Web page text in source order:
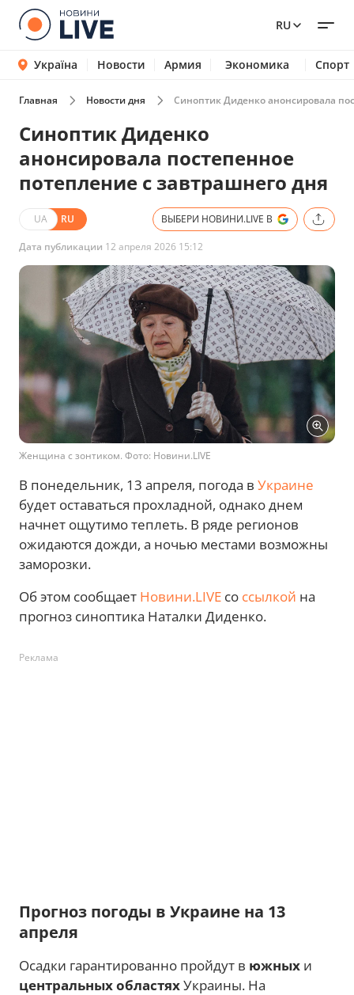
RU
Україна Новости Армия Экономика Спорт
Главная Новости дня Синоптик Диденко анонсировала
Синоптик Диденко
анонсировала постепенное
потепление с завтрашнего дня
UA RU ВЫБЕРИ НОВИНИ.LIVE В
Дата публикации 12 апреля 2026 15:12
Женщина с зонтиком. Фото: Новини.LIVE
В понедельник, 13 апреля, погода в Украине
будет оставаться прохладной, однако днем
начнет ощутимо теплеть. В ряде регионов
ожидаются дожди, а ночью местами возможны
заморозки.
Об этом сообщает Новини.LIVE со ссылкой на
прогноз синоптика Наталки Диденко.
Реклама
Прогноз погоды в Украине на 13
апреля
Осадки гарантированно пройдут в южных и
центральных областяхУкраины. На